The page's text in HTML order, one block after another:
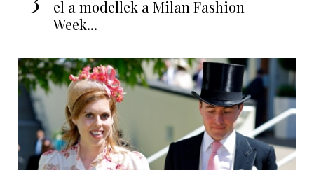
el a modellek a Milan Fashion
Week...